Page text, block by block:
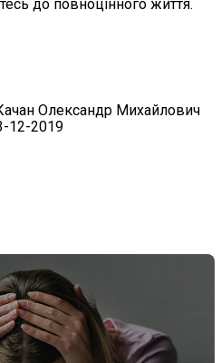
до повноцінного життя.
Олександр Михайлович
12-2019